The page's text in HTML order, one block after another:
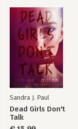
Sandra J. Paul
Dead Girls Don't
Talk